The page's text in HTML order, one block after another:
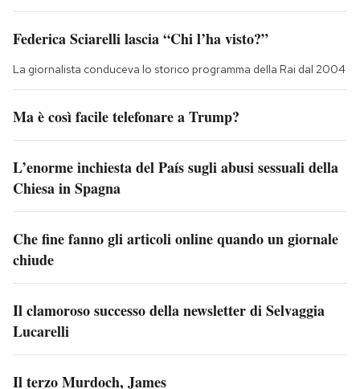
Federica Sciarelli lascia “Chi l’ha visto?”
La giornalista conduceva lo storico programma della Rai dal 2004
Ma è così facile telefonare a Trump?
L’enorme inchiesta del País sugli abusi sessuali della
Chiesa in Spagna
Che fine fanno gli articoli online quando un giornale
chiude
Il clamoroso successo della newsletter di Selvaggia
Lucarelli
Il terzo Murdoch, James